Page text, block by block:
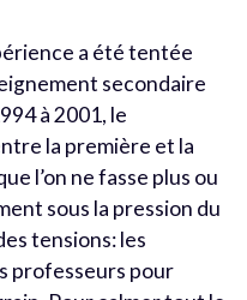
a été tentée
secondaire
à 2001, le
la première et la
l’on ne fasse plus ou
sous la pression du
tensions: les
professeurs pour